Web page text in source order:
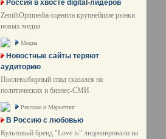
Россия в хвосте digital-лидеров
ZenithOptimedia оценила крупнейшие рынки
новых медиа
Медиа
Новостные сайты теряют
аудиторию
Послевыборный спад сказался на
политических и бизнес-СМИ
Реклама и Маркетинг
В Россию с любовью
Культовый бренд "Love is" лицензировали на